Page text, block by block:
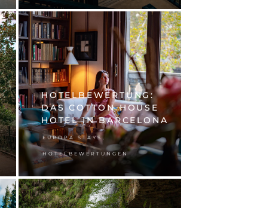
HOTELBEWERTUNG:
DAS COTTON HOUSE
HOTEL IN BARCELONA
EUROPA STAYS
HOTELBEWERTUNGEN